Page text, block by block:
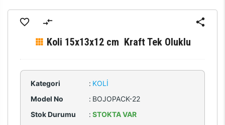
Koli 15x13x12 cm Kraft Tek Oluklu
Kategori : KOLI
Model No
: BOJOPACK-22
Stok Durumu
: STOKTA VAR